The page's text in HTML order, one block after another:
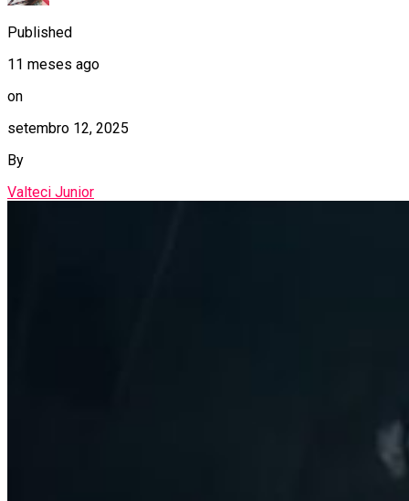
Published
11 meses ago
on
setembro 12, 2025
By
Valteci Junior